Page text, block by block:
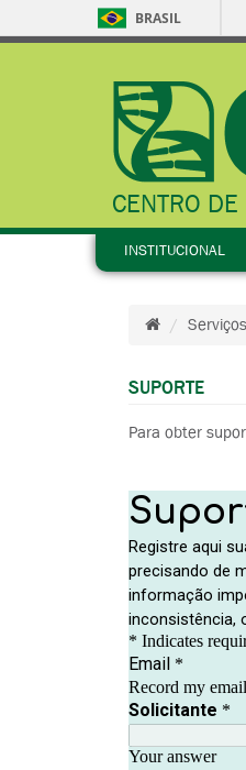
BRASIL
CENTRO
INSTITUCIONAL
Serviços
SUPORTE
Para obter